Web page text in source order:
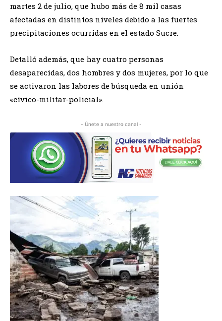
martes 2 de julio, que hubo más de 8 mil casas
afectadas en distintos niveles debido a las fuertes
precipitaciones ocurridas en el estado Sucre.
Detalló además, que hay cuatro personas
desaparecidas, dos hombres y dos mujeres, por lo que
se activaron las labores de búsqueda en unión
«cívico-militar-policial».
- Únete a nuestro canal -